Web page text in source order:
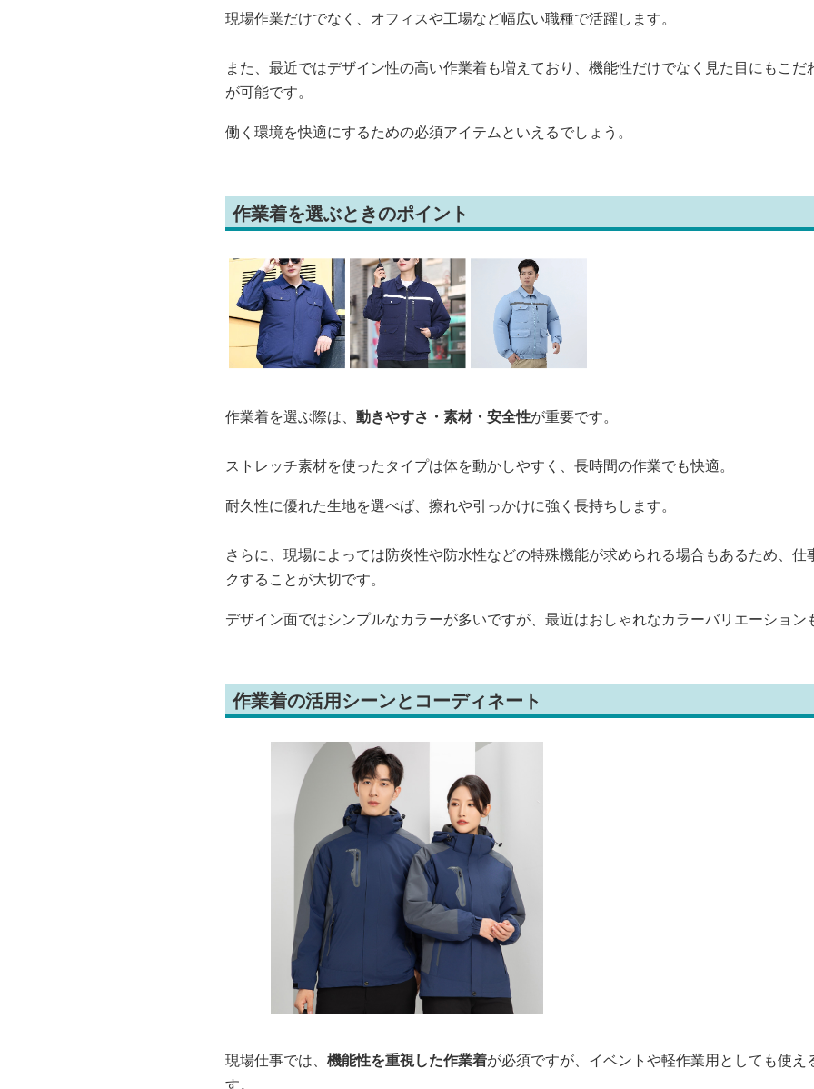
現場作業だけでなく、オフィスや工場など幅広い職種で活躍します。
また、最近ではデザイン性の高い作業着も増えており、機能性だけでなく見た目にもこだ
が可能です。
働く環境を快適にするための必須アイテムといえるでしょう。
作業着を選ぶときのポイント
作業着を選ぶ際は、 動きやすさ・素材・安全性が重要です。
ストレッチ素材を使ったタイプは体を動かしやすく、長時間の作業でも快適。
耐久性に優れた生地を選べば、擦れや引っかけに強く長持ちします。
さらに、現場によっては防炎性や防水性などの特殊機能が求められる場合もあるため、仕
クすることが大切です。
デザイン面ではシンプルなカラーが多いですが、最近はおしゃれなカラーバリエーション
作業着の活用シーンとコーディネート
現場仕事では、 機能性を重視した作業着が必須ですが、イベントや軽作業用としても使
す。